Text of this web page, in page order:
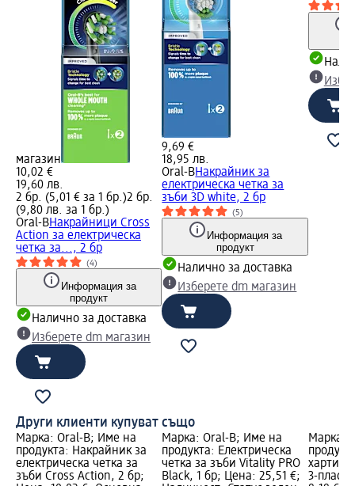
магазин
10,02 €
19,60 лв.
2 бр. (5,01 € за 1 бр.)2 бр.
(9,80 лв. за 1 бр.)
Oral-BНакрайници Cross
Action за електрическа
четка за..., 2 бр
(4)
Информация за
продукт
Налично за доставка
Изберете dm магазин
9,69 €
18,95 лв.
Oral-BНакрайник за
електрическа четка за
зъби 3D white, 2 бр
(5)
Информация за
продукт
Налично за доставка
Изберете dm магазин
Други клиенти купуват също
Марка: Oral-B; Име на
продукта: Накрайник за
електрическа четка за
зъби Cross Action, 2 бр;
Марка: Oral-B; Име на
продукта: Електрическа
четка за зъби Vitality PRO
Black, 1 бр; Цена: 25,51 €;
Марка:
хартия
3-